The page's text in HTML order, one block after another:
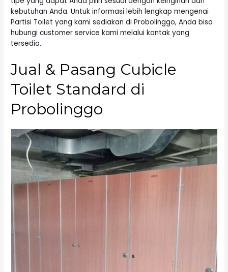
kebutuhan Anda. Untuk informasi lebih lengkap mengenai
Partisi Toilet yang kami sediakan di Probolinggo, Anda bisa
hubungi customer service kami melalui kontak yang
tersedia.
Jual & Pasang Cubicle
Toilet Standard di
Probolinggo